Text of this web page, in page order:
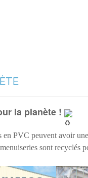
la planète !
PVC peuvent avoir
sont recyclés